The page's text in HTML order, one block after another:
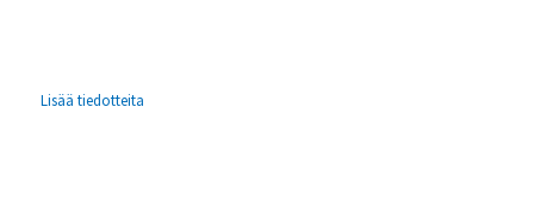
Lisää tiedotteita